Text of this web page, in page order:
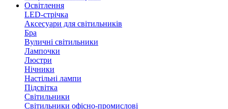
Освітлення
LED-стрічка
Аксесуари для світильників
Бра
Вуличні світильники
Лампочки
Люстри
Нічники
Настільні лампи
Підсвітка
Світильники
Світильники офісно-промислові